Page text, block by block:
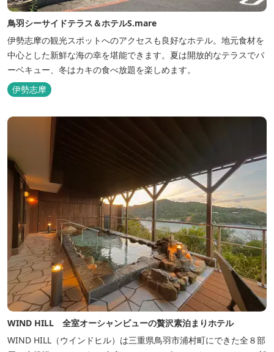
鳥羽シーサイドテラス＆ホテルS.mare
伊勢志摩の観光スポットへのアクセスも良好なホテル。地元食材を
中心とした新鮮な海の幸を堪能できます。夏は開放的なテラスでバ
ーベキュー、冬はカキの食べ放題を楽しめます。
伊勢志摩
WIND HILL 全室オーシャンビューの贅沢素泊まりホテル
WIND HILL（ウインドヒル）は三重県鳥羽市浦村町にできた全８部